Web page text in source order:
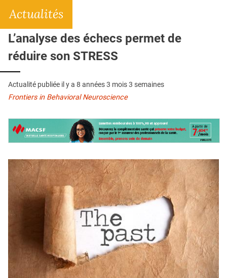
L'APP
QUI SOMMES-NOUS ?
PUBLICITÉ
CONDITIONS GÉNÉRALES
CONTACT
Actualités
L’analyse des échecs permet de
réduire son STRESS
Actualité publiée il y a 8 années 3 mois 3 semaines
Frontiers in Behavioral Neuroscience